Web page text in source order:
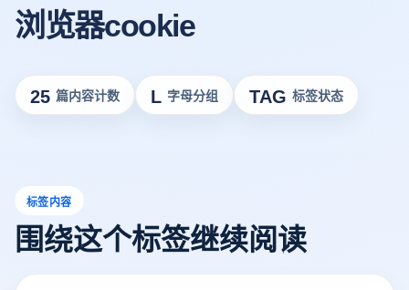
浏览器cookie
25 篇内容计数 L 字母分组 TAG 标签状态
标签内容
围绕这个标签继续阅读